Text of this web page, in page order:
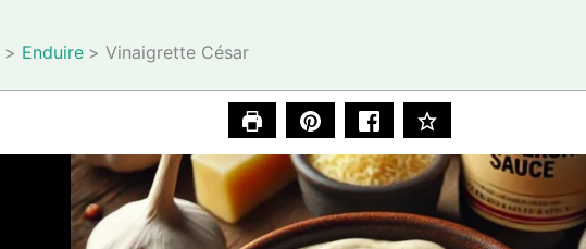
Enduire Vinaigrette César